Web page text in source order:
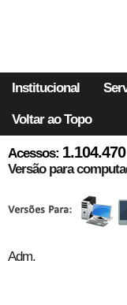
Institucional
Voltar ao Topo
Acessos: 1.104.470
Versão para
Adm.